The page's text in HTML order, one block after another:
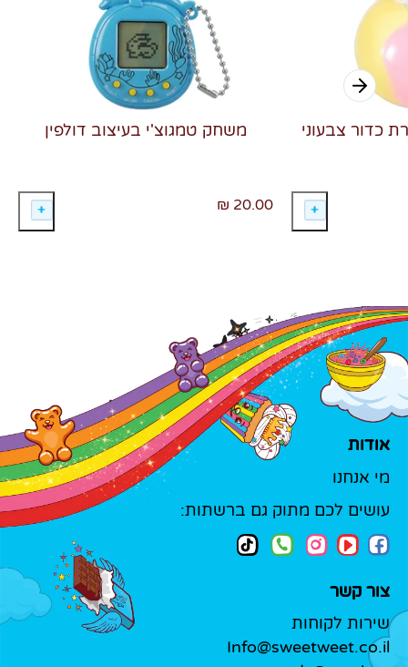
משחק טמגוצ'י בעיצוב דולפין
20.00 ₪
כדור צבעוני
אודות
מי אנחנו
עושים לכם מתוק גם ברשתות:
צור קשר
שירות לקוחות
Info@sweetweet.co.il